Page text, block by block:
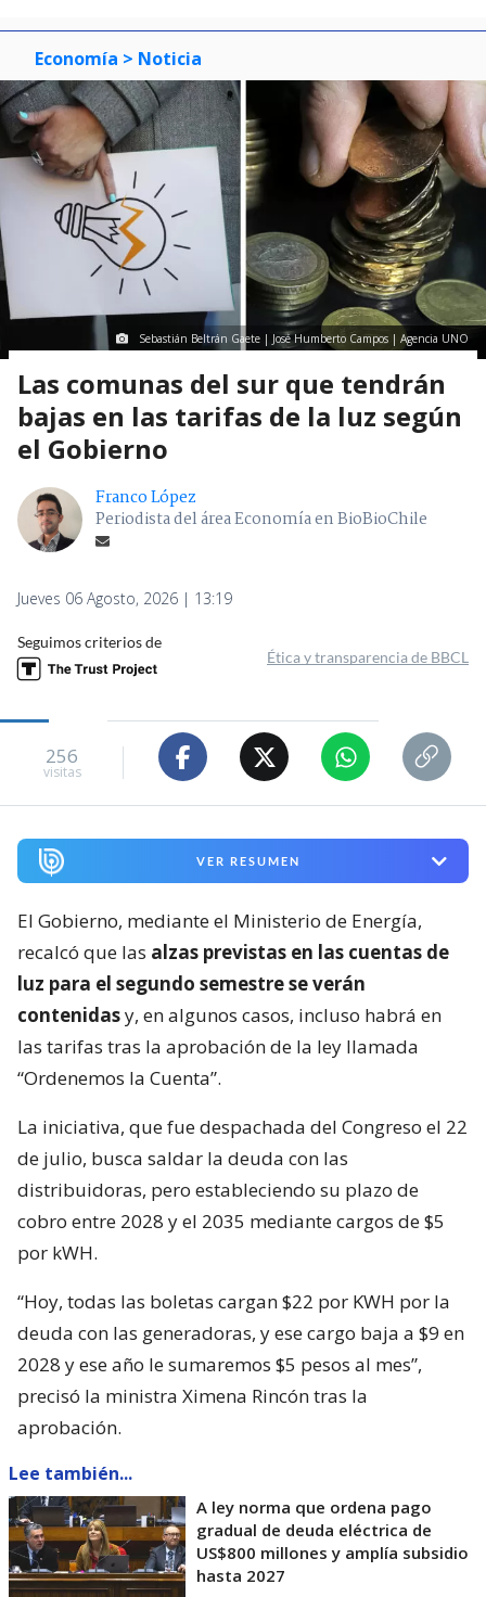
Economía > Noticia
Sebastián Beltrán Gaete | José Humberto Campos | Agencia UNO
Las comunas del sur que tendrán
bajas en las tarifas de la luz según
el Gobierno
Franco López
Periodista del área Economía en BioBioChile
Jueves 06 Agosto, 2026 | 13:19
Seguimos criterios de
Ética y transparencia de BBCL
256
visitas
VER RESUMEN
El Gobierno, mediante el Ministerio de Energía,
recalcó que las alzas previstas en las cuentas de
luz para el segundo semestre se verán
contenidasy, en algunos casos, incluso habrá en
las tarifas tras la aprobación de la ley llamada
“Ordenemos la Cuenta”.
La iniciativa, que fue despachada del Congreso el 22
de julio, busca saldar la deuda con las
distribuidoras, pero estableciendo su plazo de
cobro entre 2028 y el 2035 mediante cargos de $5
por kWH.
“Hoy, todas las boletas cargan $22 por KWH por la
deuda con las generadoras, y ese cargo baja a $9 en
2028 y ese año le sumaremos $5 pesos al mes”,
precisó la ministra Ximena Rincón tras la
aprobación.
Lee también...
A ley norma que ordena pago
gradual de deuda eléctrica de
US$800 millones y amplía subsidio
hasta 2027